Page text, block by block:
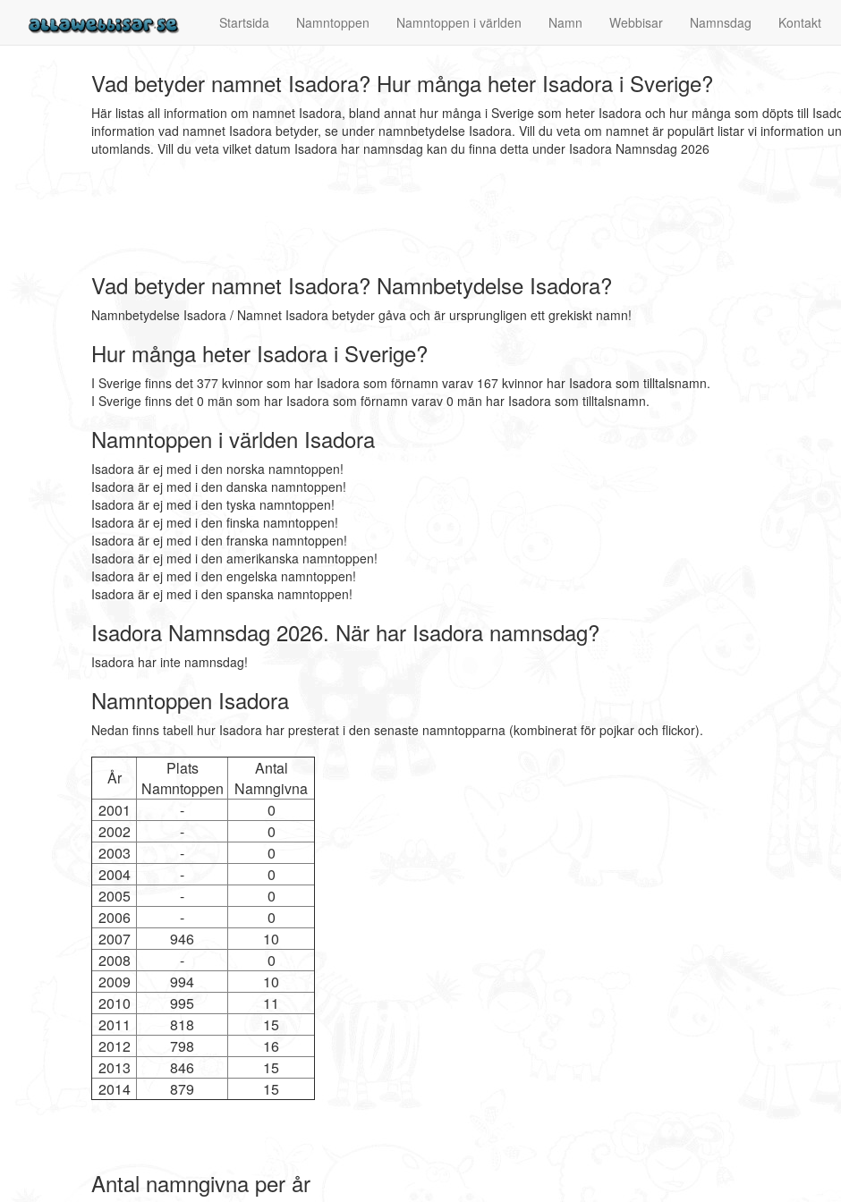
Startsida Namntoppen Namntoppen i världen Namn Webbisar Namnsdag Kontakt
Vad betyder namnet Isadora? Hur många heter Isadora i Sverige?
Här listas all information om namnet Isadora, bland annat hur många i Sverige som heter Isadora och hur många som döpts till
information vad namnet Isadora betyder, se under namnbetydelse Isadora. Vill du veta om namnet är populärt listar vi information
utomlands. Vill du veta vilket datum Isadora har namnsdag kan du finna detta under Isadora Namnsdag 2026
Vad betyder namnet Isadora? Namnbetydelse Isadora?
Namnbetydelse Isadora / Namnet Isadora betyder gåva och är ursprungligen ett grekiskt namn!
Hur många heter Isadora i Sverige?
I Sverige finns det 377 kvinnor som har Isadora som förnamn varav 167 kvinnor har Isadora som tilltalsnamn.
I Sverige finns det 0 män som har Isadora som förnamn varav 0 män har Isadora som tilltalsnamn.
Namntoppen i världen Isadora
Isadora är ej med i den norska namntoppen!
Isadora är ej med i den danska namntoppen!
Isadora är ej med i den tyska namntoppen!
Isadora är ej med i den finska namntoppen!
Isadora är ej med i den franska namntoppen!
Isadora är ej med i den amerikanska namntoppen!
Isadora är ej med i den engelska namntoppen!
Isadora är ej med i den spanska namntoppen!
Isadora Namnsdag 2026. När har Isadora namnsdag?
Isadora har inte namnsdag!
Namntoppen Isadora
Nedan finns tabell hur Isadora har presterat i den senaste namntopparna (kombinerat för pojkar och flickor).
År
Plats
Namntoppen
Antal
Namngivna
2001
-
0
2002
-
0
2003
-
0
2004
-
0
2005
-
0
2006
-
0
2007
946
10
2008
-
0
2009
994
10
2010
995
11
2011
818
15
2012
798
16
2013
846
15
2014
879 15
Antal namngivna per år